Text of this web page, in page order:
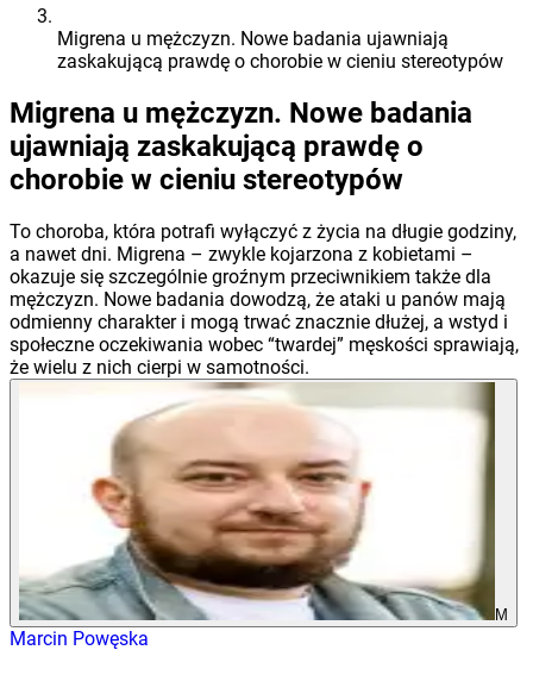
Migrena u mężczyzn. Nowe badania ujawniają
zaskakującą prawdę o chorobie w cieniu stereotypów
Migrena u mężczyzn. Nowe badania
ujawniają zaskakującą prawdę o
chorobie w cieniu stereotypów
To choroba, która potrafi wyłączyć z życia na długie godziny,
a nawet dni. Migrena – zwykle kojarzona z kobietami –
okazuje się szczególnie groźnym przeciwnikiem także dla
mężczyzn. Nowe badania dowodzą, że ataki u panów mają
odmienny charakter i mogą trwać znacznie dłużej, a wstyd i
społeczne oczekiwania wobec “twardej” męskości sprawiają,
że wielu z nich cierpi w samotności.
M
Marcin Powęska